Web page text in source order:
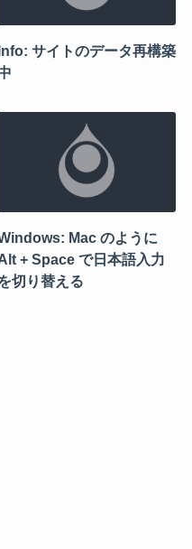
サイトのデータ再構築
Mac のように
+ Space で日本語入力
切り替える